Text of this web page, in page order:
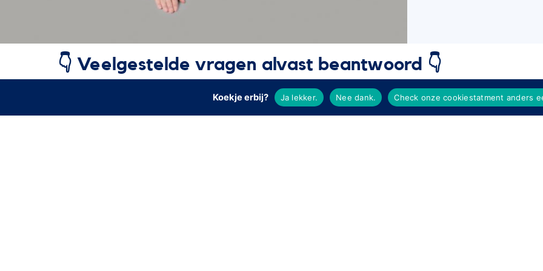
👇 Veelgestelde vragen alvast beantwoord 👇
KAN IK HET WEBINAR TERUGKIJKEN?Koekje erbij? Ja lekker. Nee dank. Check onze cookiestatment anders